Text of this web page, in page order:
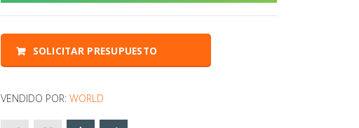
SOLICITAR PRESUPUESTO
VENDIDO POR:WORLD